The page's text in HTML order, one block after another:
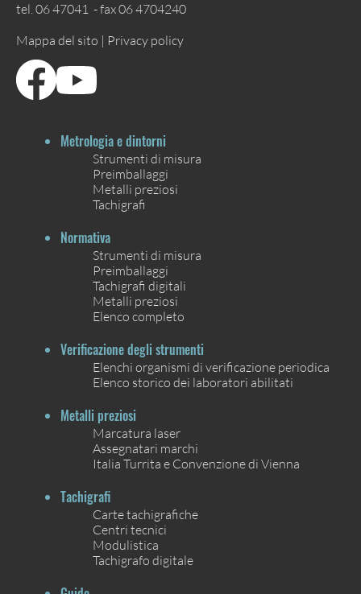
tel. 06 47041 - fax 06 4704240
Mappa del sito | Privacy policy
Metrologia e dintorni
Strumenti di misura
Preimballaggi
Metalli preziosi
Tachigrafi
Normativa
Strumenti di misura
Preimballaggi
Tachigrafi digitali
Metalli preziosi
Elenco completo
Verificazione degli strumenti
Elenchi organismi di verificazione periodica
Elenco storico dei laboratori abilitati
Metalli preziosi
Marcatura laser
Assegnatari marchi
Italia Turrita e Convenzione di Vienna
Tachigrafi
Carte tachigrafiche
Centri tecnici
Modulistica
Tachigrafo digitale